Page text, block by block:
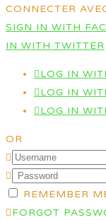
CONNECTER
SIGN IN WITH
IN WITH TWITTER
LOG IN
LOG IN
LOG IN
OR
REMEMBER
FORGOT